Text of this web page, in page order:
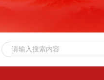
请输入搜索内容